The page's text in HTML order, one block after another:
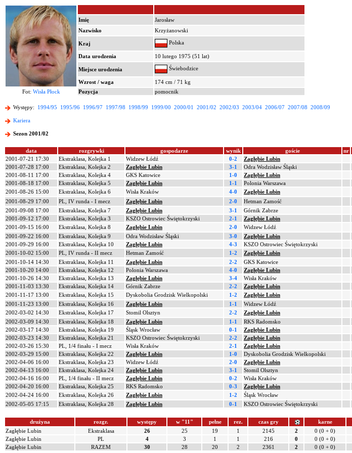
Imię
Jarosław
Nazwisko
Krzyżanowski
Kraj Polska
Data urodzenia 10 lutego 1975 (51 lat)
Miejsce urodzenia Świebodzice
Wzrost / waga
174 cm / 71 kg
Fot: Wisła Płock Pozycja pomocnik
Występy: 1994/95 1995/96 1996/97 1997/98 1998/99 1999/00 2000/01 2001/02 2002/03 2003/04 2006/07 2007/08 2008/09
Kariera
Sezon 2001/02
data rozgrywki gospodarze wynik goście nr
2001-07-21 17:30
Ekstraklasa, Kolejka 1 Widzew Łódź 0-2 Zagłębie Lubin
2001-07-28 17:00
Ekstraklasa, Kolejka 2 Zagłębie Lubin 3-1 Odra Wodzisław Śląski
2001-08-11 17:00
Ekstraklasa, Kolejka 4 GKS Katowice 1-0 Zagłębie Lubin
2001-08-18 17:00
Ekstraklasa, Kolejka 5 Zagłębie Lubin 1-1 Polonia Warszawa
2001-08-26 15:00
Ekstraklasa, Kolejka 6 Wisła Kraków 4-0 Zagłębie Lubin
2001-08-29 17:00
PL, IV runda - I mecz Zagłębie Lubin 2-0 Hetman Zamość
2001-09-08 17:00
Ekstraklasa, Kolejka 7 Zagłębie Lubin 3-1 Górnik Zabrze
2001-09-12 17:00
Ekstraklasa, Kolejka 3 KSZO Ostrowiec Świętokrzyski 2-1 Zagłębie Lubin
2001-09-15 16:00
Ekstraklasa, Kolejka 8 Zagłębie Lubin 2-0 Widzew Łódź
2001-09-22 16:00
Ekstraklasa, Kolejka 9 Odra Wodzisław Śląski 3-0 Zagłębie Lubin
2001-09-29 16:00
Ekstraklasa, Kolejka 10 Zagłębie Lubin 4-3 KSZO Ostrowiec Świętokrzyski
2001-10-02 15:00
PL, IV runda - II mecz Hetman Zamość 1-2 Zagłębie Lubin
2001-10-14 14:30
Ekstraklasa, Kolejka 11 Zagłębie Lubin 2-2 GKS Katowice
2001-10-20 14:00
Ekstraklasa, Kolejka 12 Polonia Warszawa 4-0 Zagłębie Lubin
2001-10-26 14:30
Ekstraklasa, Kolejka 13 Zagłębie Lubin 3-4 Wisła Kraków
2001-11-03 13:30
Ekstraklasa, Kolejka 14 Górnik Zabrze 2-2 Zagłębie Lubin
2001-11-17 13:00
Ekstraklasa, Kolejka 15 Dyskobolia Grodzisk Wielkopolski 1-2 Zagłębie Lubin
2001-11-23 13:00
Ekstraklasa, Kolejka 16 Zagłębie Lubin 1-1 Widzew Łódź
2002-03-02 14:30
Ekstraklasa, Kolejka 17 Stomil Olsztyn 2-2 Zagłębie Lubin
2002-03-09 14:30
Ekstraklasa, Kolejka 18 Zagłębie Lubin 1-1 RKS Radomsko
2002-03-17 14:30
Ekstraklasa, Kolejka 19 Śląsk Wrocław 0-1 Zagłębie Lubin
2002-03-23 14:30
Ekstraklasa, Kolejka 21 KSZO Ostrowiec Świętokrzyski 2-2 Zagłębie Lubin
2002-03-26 15:30
PL, 1/4 finału - I mecz Wisła Kraków 2-1 Zagłębie Lubin
2002-03-29 15:00
Ekstraklasa, Kolejka 22 Zagłębie Lubin 1-0 Dyskobolia Grodzisk Wielkopolski
2002-04-06 16:00
Ekstraklasa, Kolejka 23 Widzew Łódź 2-0 Zagłębie Lubin
2002-04-13 16:00
Ekstraklasa, Kolejka 24 Zagłębie Lubin 3-1 Stomil Olsztyn
2002-04-16 16:00
PL, 1/4 finału - II mecz Zagłębie Lubin 0-2 Wisła Kraków
2002-04-20 16:00
Ekstraklasa, Kolejka 25 RKS Radomsko 0-3 Zagłębie Lubin
2002-04-24 16:00
Ekstraklasa, Kolejka 26 Zagłębie Lubin 1-2 Śląsk Wrocław
2002-05-05 17:15
Ekstraklasa, Kolejka 28 Zagłębie Lubin 0-1 KSZO Ostrowiec Świętokrzyski
drużyna rozgr. występy w "11" pełne rez. czas gry karne
Zagłębie Lubin
Ekstraklasa 26 25 19 1 2145 2 0 (0 + 0)
Zagłębie Lubin
PL 4 3 1 1 216 0 0 (0 + 0)
Zagłębie Lubin
RAZEM 30 28 20 2 2361 2 0 (0 + 0)